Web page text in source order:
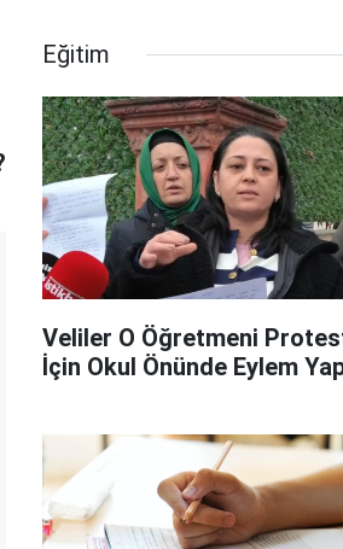
Eğitim
Veliler O Öğretmeni
İçin Okul Önünde Eylem